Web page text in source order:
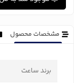
مشخصات محصول
برند ساعت